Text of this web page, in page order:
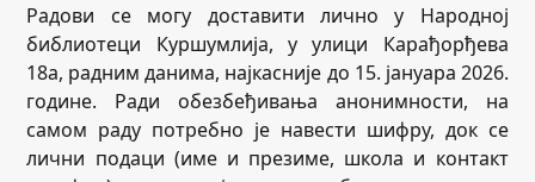
Радови се могу доставити лично у Народној
библиотеци Куршумлија, у улици Карађорђева
18а, радним данима, најкасније до 15. јануара 2026.
године. Ради обезбеђивања анонимности, на
самом раду потребно је навести шифру, док се
лични подаци (име и презиме, школа и контакт